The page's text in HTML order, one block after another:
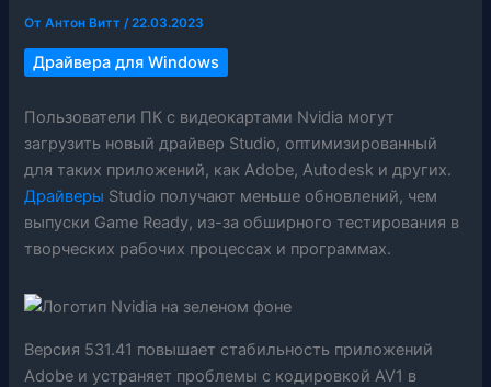
ОтАнтон Витт/22.03.2023
Драйвера для Windows
Пользователи ПК с видеокартами Nvidia могут
загрузить новый драйвер Studio, оптимизированный
для таких приложений, как Adobe, Autodesk и других.
Драйверы Studio получают меньше обновлений, чем
выпуски Game Ready, из-за обширного тестирования в
творческих рабочих процессах и программах.
Версия 531.41 повышает стабильность приложений
Adobe и устраняет проблемы с кодировкой AV1 в